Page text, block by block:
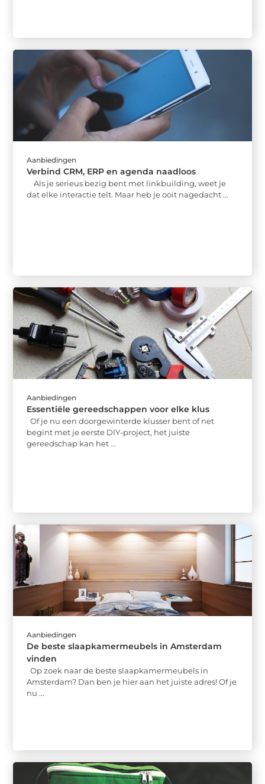
Aanbiedingen
Verbind CRM, ERP en agenda naadloos
Als je serieus bezig bent met linkbuilding, weet je
dat elke interactie telt. Maar heb je ooit nagedacht ...
Aanbiedingen
Essentiële gereedschappen voor elke klus
Of je nu een doorgewinterde klusser bent of net
begint met je eerste DIY-project, het juiste
gereedschap kan het ...
Aanbiedingen
De beste slaapkamermeubels in Amsterdam
vinden
Op zoek naar de beste slaapkamermeubels in
Amsterdam? Dan ben je hier aan het juiste adres! Of je
nu ...